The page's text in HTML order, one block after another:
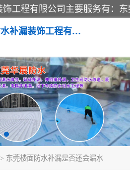
东莞市华展防水补漏装饰工程有限公司
> 东莞楼面防水补漏是否还会漏水